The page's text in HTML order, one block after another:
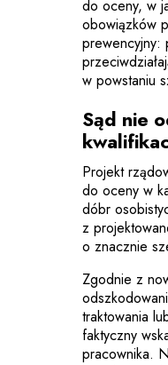
do oceny, w
obowiązków
prewencyjny:
w powstaniu
Sąd nie
Projekt
do oceny w
dóbr
z
o znacznie
Zgodnie z
traktowania
faktyczny
pracownika.